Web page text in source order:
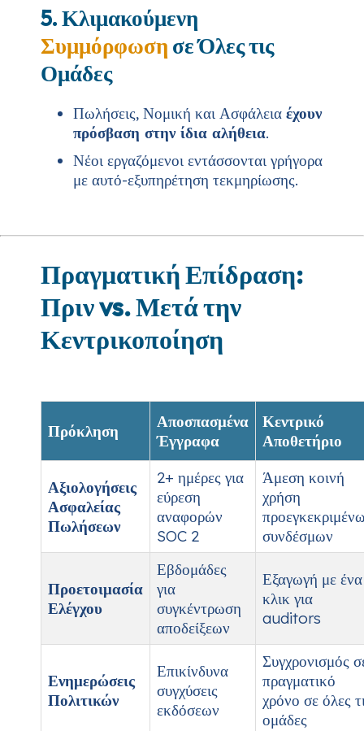
5. Κλιμακούμενη
Συμμόρφωση σε Όλες τις
Ομάδες
Πωλήσεις, Νομική και Ασφάλεια έχουν
πρόσβαση στην ίδια αλήθεια.
Νέοι εργαζόμενοι εντάσσονται γρήγορα
με αυτό-εξυπηρέτηση τεκμηρίωσης.
Πραγματική Επίδραση:
Πριν vs. Μετά την
Κεντρικοποίηση
Πρόκληση
Αποσπασμένα
Έγγραφα
Κεντρικό
Αποθετήριο
Αξιολογήσεις
Ασφαλείας
Πωλήσεων
2+ ημέρες για
εύρεση
αναφορών
SOC 2
Άμεση κοινή
χρήση
συνδέσμων
Προετοιμασία
Ελέγχου
Εβδομάδες
για
συγκέντρωση
αποδείξεων
Εξαγωγή με ένα
κλικ για
auditors
Ενημερώσεις
Πολιτικών
Επικίνδυνα
συγχύσεις
εκδόσεων
Συγχρονισμός
πραγματικό
χρόνο σε όλες
ομάδες